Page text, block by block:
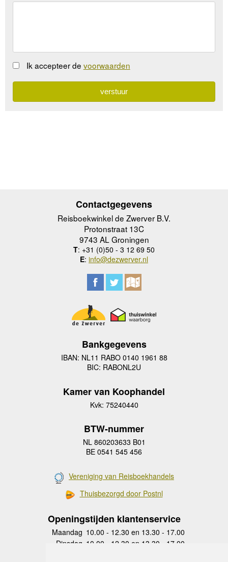
Ik accepteer de voorwaarden
Contactgegevens
Reisboekwinkel de Zwerver B.V.
Protonstraat 13C
9743 AL Groningen
T: +31 (0)50 - 3 12 69 50
E: info@dezwerver.nl
Bankgegevens
IBAN: NL11 RABO 0140 1961 88
BIC: RABONL2U
Kamer van Koophandel
Kvk: 75240440
BTW-nummer
NL 860203633 B01
BE 0541 545 456
Vereniging van Reisboekhandels
Thuisbezorgd door Postnl
Openingstijden klantenservice
Maandag 10.00 - 12.30 en 13.30 - 17.00
Dinsdag 10.00 - 12.30 en 13.30 - 17.00